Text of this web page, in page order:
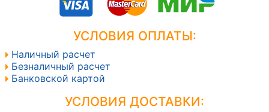
УСЛОВИЯ ОПЛАТЫ:
Наличный расчет
Безналичный расчет
Банковской картой
УСЛОВИЯ ДОСТАВКИ: